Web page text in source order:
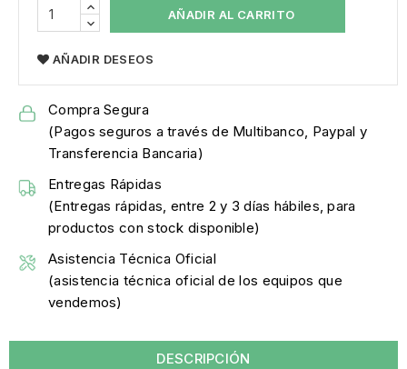
AÑADIR AL CARRITO
AÑADIR DESEOS
Compra Segura
(Pagos seguros a través de Multibanco, Paypal y
Transferencia Bancaria)
Entregas Rápidas
(Entregas rápidas, entre 2 y 3 días hábiles, para
productos con stock disponible)
Asistencia Técnica Oficial
(asistencia técnica oficial de los equipos que
vendemos)
DESCRIPCIÓN